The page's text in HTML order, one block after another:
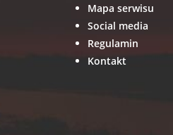
Mapa serwisu
Social media
Regulamin
Kontakt